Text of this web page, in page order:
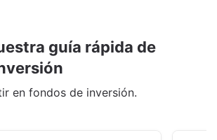
guía rápida de
en fondos de inversión.